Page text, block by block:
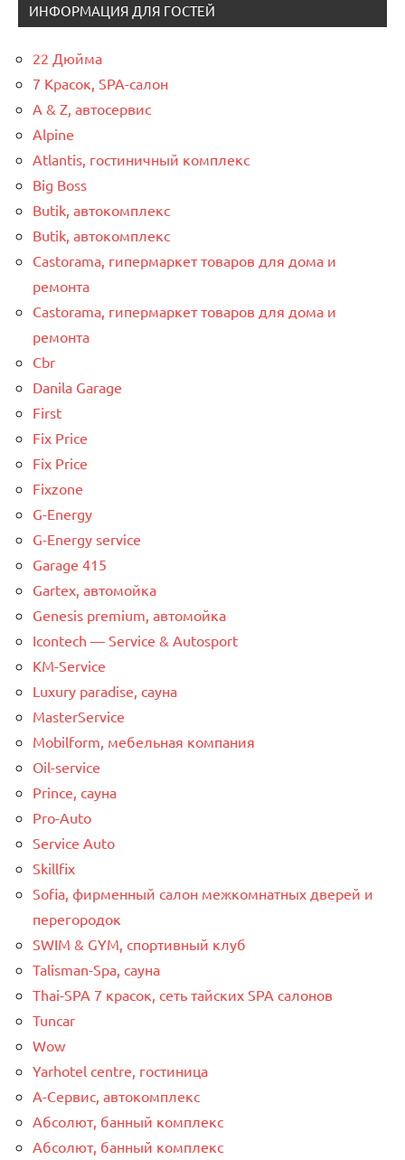
ИНФОРМАЦИЯ ДЛЯ ГОСТЕЙ
22 Дюйма
7 Красок, SPA-салон
A & Z, автосервис
Alpine
Atlantis, гостиничный комплекс
Big Boss
Butik, автокомплекс
Butik, автокомплекс
Castorama, гипермаркет товаров для дома и
ремонта
Castorama, гипермаркет товаров для дома и
ремонта
Cbr
Danila Garage
First
Fix Price
Fix Price
Fixzone
G-Energy
G-Energy service
Garage 415
Gartex, автомойка
Genesis premium, автомойка
Icontech — Service & Autosport
KM-Service
Luxury paradise, сауна
MasterService
Mobilform, мебельная компания
Oil-service
Prince, сауна
Pro-Auto
Service Auto
Skillfix
Sofia, фирменный салон межкомнатных дверей и
перегородок
SWIM & GYM, спортивный клуб
Talisman-Spa, сауна
Thai-SPA 7 красок, сеть тайских SPA салонов
Tuncar
Wow
Yarhotel centre, гостиница
А-Сервис, автокомплекс
Абсолют, банный комплекс
Абсолют, банный комплекс